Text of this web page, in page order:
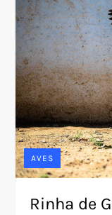
AVES
Rinha de